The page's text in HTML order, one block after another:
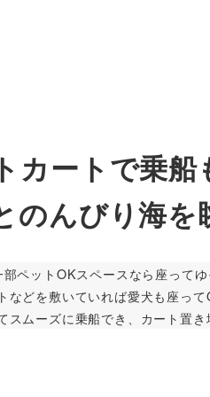
カートで乗船
のんびり海
ペットOKスペースなら座ってゆ
などを敷いていれば愛犬も座っ
スムーズに乗船でき、カート置